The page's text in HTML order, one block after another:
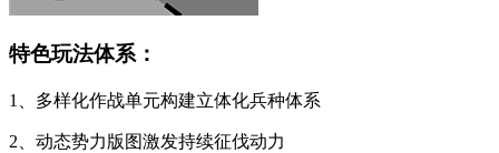
特色玩法体系：
1、多样化作战单元构建立体化兵种体系
2、动态势力版图激发持续征伐动力